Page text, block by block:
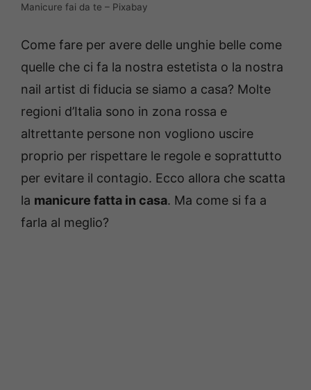
Manicure fai da te – Pixabay
Come fare per avere delle unghie belle come
quelle che ci fa la nostra estetista o la nostra
nail artist di fiducia se siamo a casa? Molte
regioni d’Italia sono in zona rossa e
altrettante persone non vogliono uscire
proprio per rispettare le regole e soprattutto
per evitare il contagio. Ecco allora che scatta
la manicure fatta in casa. Ma come si fa a
farla al meglio?